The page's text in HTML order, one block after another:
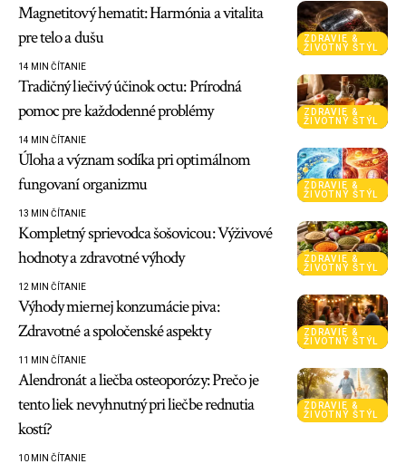
ZDRAVIE &
ŽIVOTNÝ ŠTÝL
Magnetitový hematit: Harmónia a vitalita
pre telo a dušu
14 MIN ČÍTANIE
ZDRAVIE &
ŽIVOTNÝ ŠTÝL
Tradičný liečivý účinok octu: Prírodná
pomoc pre každodenné problémy
14 MIN ČÍTANIE
ZDRAVIE &
ŽIVOTNÝ ŠTÝL
Úloha a význam sodíka pri optimálnom
fungovaní organizmu
13 MIN ČÍTANIE
ZDRAVIE &
ŽIVOTNÝ ŠTÝL
Kompletný sprievodca šošovicou: Výživové
hodnoty a zdravotné výhody
12 MIN ČÍTANIE
ZDRAVIE &
ŽIVOTNÝ ŠTÝL
Výhody miernej konzumácie piva:
Zdravotné a spoločenské aspekty
11 MIN ČÍTANIE
ZDRAVIE &
ŽIVOTNÝ ŠTÝL
Alendronát a liečba osteoporózy: Prečo je
tento liek nevyhnutný pri liečbe rednutia
kostí?
10 MIN ČÍTANIE